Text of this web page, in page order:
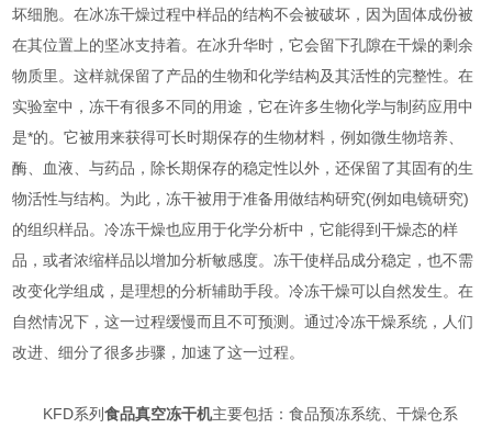
坏细胞。在冰冻干燥过程中样品的结构不会被破坏，因为固体成份被
在其位置上的坚冰支持着。在冰升华时，它会留下孔隙在干燥的剩余
物质里。这样就保留了产品的生物和化学结构及其活性的完整性。在
实验室中，冻干有很多不同的用途，它在许多生物化学与制药应用中
是*的。它被用来获得可长时期保存的生物材料，例如微生物培养、
酶、血液、与药品，除长期保存的稳定性以外，还保留了其固有的生
物活性与结构。为此，冻干被用于准备用做结构研究(例如电镜研究)
的组织样品。冷冻干燥也应用于化学分析中，它能得到干燥态的样
品，或者浓缩样品以增加分析敏感度。冻干使样品成分稳定，也不需
改变化学组成，是理想的分析辅助手段。冷冻干燥可以自然发生。在
自然情况下，这一过程缓慢而且不可预测。通过冷冻干燥系统，人们
改进、细分了很多步骤，加速了这一过程。
KFD系列食品真空冻干机主要包括：食品预冻系统、干燥仓系